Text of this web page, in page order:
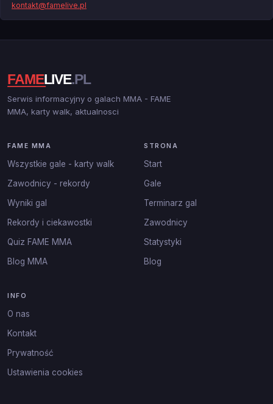
kontakt@famelive.pl
Serwis informacyjny o galach MMA - FAME
MMA, karty walk, aktualnosci
FAME MMA
Wszystkie gale - karty walk
Zawodnicy - rekordy
Wyniki gal
Rekordy i ciekawostki
Quiz FAME MMA
Blog MMA
STRONA
Start
Gale
Terminarz gal
Zawodnicy
Statystyki
Blog
INFO
O nas
Kontakt
Prywatność
Ustawienia cookies